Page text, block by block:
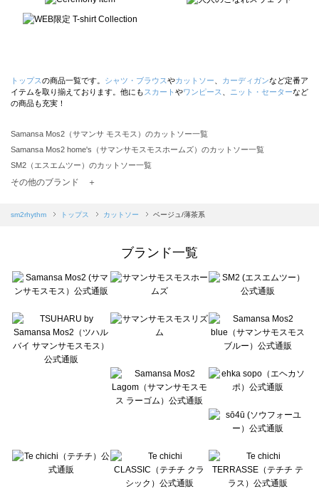
トップスの商品一覧です。 シャツ・ブラウスやカットソー カーディガンなど定番ア
イテムを取り揃えております。他にも スカート やワンピース ニット・セーターなど
の商品も充実！
Samansa Mos2（サマンサ モスモス）のカットソー一覧
Samansa Mos2 home's（サマンサモスモスホームズ）のカットソー一覧
SM2（エスエムツー）のカットソー一覧
TSUHARU by Samansa Mos2（ツハルバイサマンサモスモス）のカットソー一覧
Samansa Mos2 blue（サマンサモスモス ブルー）のカットソー一覧
sō4ū（ソウフォーユー）のカットソー一覧
Te chichi（テチチ）のカットソー一覧
Te chichi CLASSIC（テチチ クラシック）のカットソー一覧
Lugnoncure（ルノンキュール）のカットソー一覧
BETTY'S BLUE（べティーズブルー）のカットソー一覧
Wpc.（ワールドパーティー）のカットソー一覧
その他のブランド ＋
sm2rhythm トップス カットソー ベージュ/薄茶系
ブランド一覧